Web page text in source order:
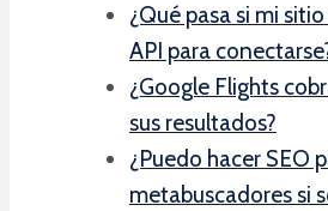
¿Qué pasa si mi
API para
¿Google Flights
sus resultados?
¿Puedo hacer SEO
metabuscadores si